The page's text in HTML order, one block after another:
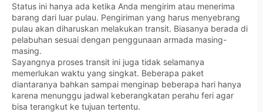
Status ini hanya ada ketika Anda mengirim atau menerima
barang dari luar pulau. Pengiriman yang harus menyebrang
pulau akan diharuskan melakukan transit. Biasanya berada di
pelabuhan sesuai dengan penggunaan armada masing-
masing.
Sayangnya proses transit ini juga tidak selamanya
memerlukan waktu yang singkat. Beberapa paket
diantaranya bahkan sampai menginap beberapa hari hanya
karena menunggu jadwal keberangkatan perahu feri agar
bisa terangkut ke tujuan tertentu.